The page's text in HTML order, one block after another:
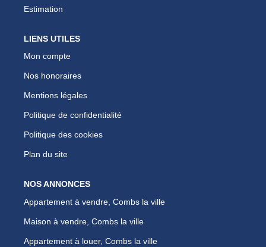
Estimation
LIENS UTILES
Mon compte
Nos honoraires
Mentions légales
Politique de confidentialité
Politique des cookies
Plan du site
NOS ANNONCES
Appartement à vendre, Combs la ville
Maison à vendre, Combs la ville
Appartement à louer, Combs la ville